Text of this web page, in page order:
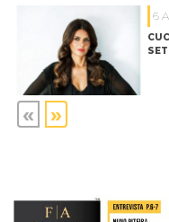
6
« »